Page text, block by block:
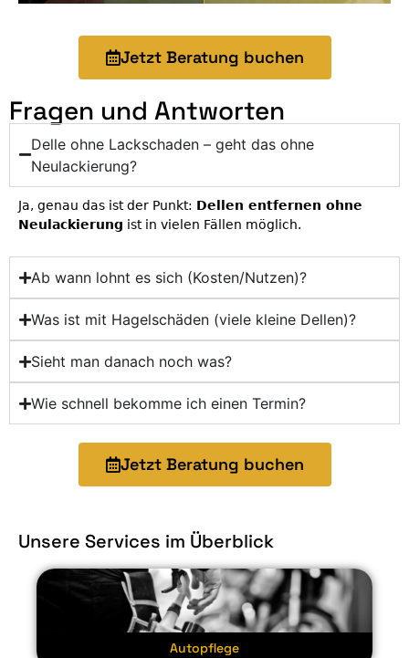
Jetzt Beratung buchen
Fragen und Antworten
Delle ohne Lackschaden – geht das ohne
Neulackierung?
Ja, genau das ist der Punkt: Dellen entfernen ohne
Neulackierung ist in vielen Fällen möglich.
Ab wann lohnt es sich (Kosten/Nutzen)?
Was ist mit Hagelschäden (viele kleine Dellen)?
Sieht man danach noch was?
Wie schnell bekomme ich einen Termin?
Jetzt Beratung buchen
Unsere Services im Überblick
Autopflege